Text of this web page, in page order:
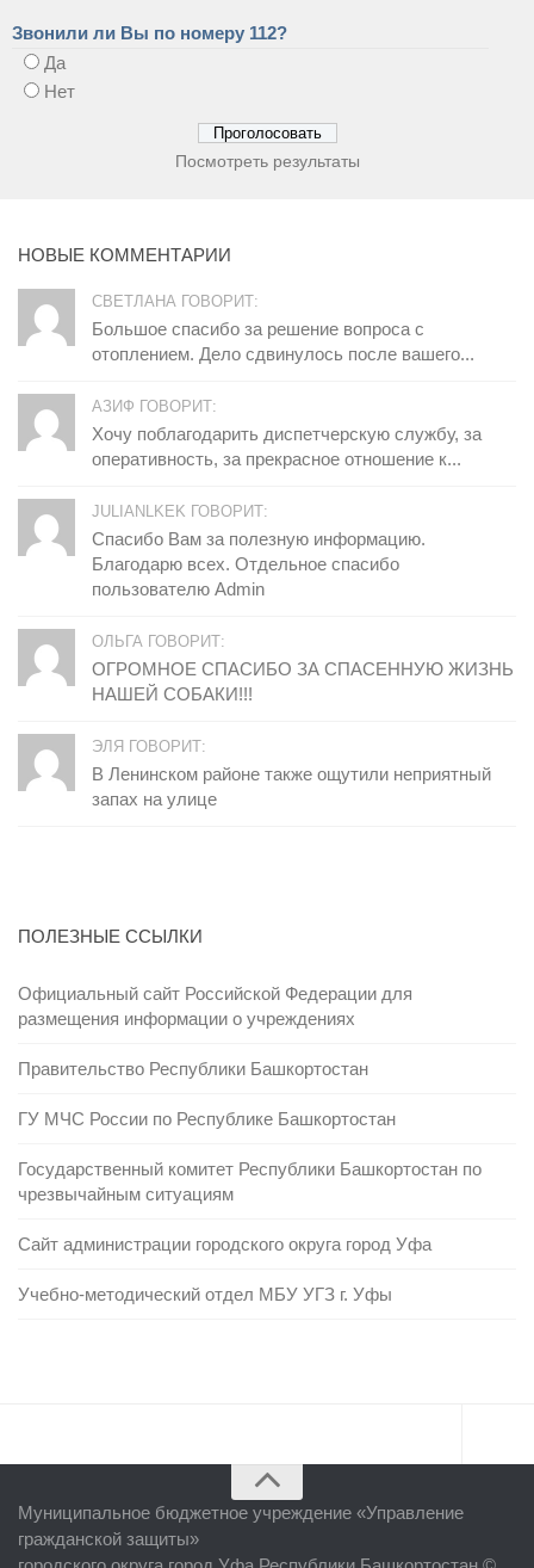
Звонили ли Вы по номеру 112?
Да
Нет
Посмотреть результаты
НОВЫЕ КОММЕНТАРИИ
СВЕТЛАНА ГОВОРИТ:
Большое спасибо за решение вопроса с
отоплением. Дело сдвинулось после вашего...
АЗИФ ГОВОРИТ:
Хочу поблагодарить диспетчерскую службу, за
оперативность, за прекрасное отношение к...
JULIANLKEK ГОВОРИТ:
Спасибо Вам за полезную информацию.
Благодарю всех. Отдельное спасибо
пользователю Admin
ОЛЬГА ГОВОРИТ:
ОГРОМНОЕ СПАСИБО ЗА СПАСЕННУЮ ЖИЗНЬ
НАШЕЙ СОБАКИ!!!
ЭЛЯ ГОВОРИТ:
В Ленинском районе также ощутили неприятный
запах на улице
ПОЛЕЗНЫЕ ССЫЛКИ
Официальный сайт Российской Федерации для
размещения информации о учреждениях
Правительство Республики Башкортостан
ГУ МЧС России по Республике Башкортостан
Государственный комитет Республики Башкортостан по
чрезвычайным ситуациям
Сайт администрации городского округа город Уфа
Учебно-методический отдел МБУ УГЗ г. Уфы
Об учреждении
Муниципальное бюджетное учреждение «Управление
гражданской защиты»